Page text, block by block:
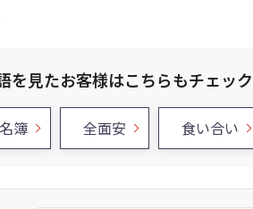
を見たお客様はこちらもチェッ
簿 全面安 食い合い